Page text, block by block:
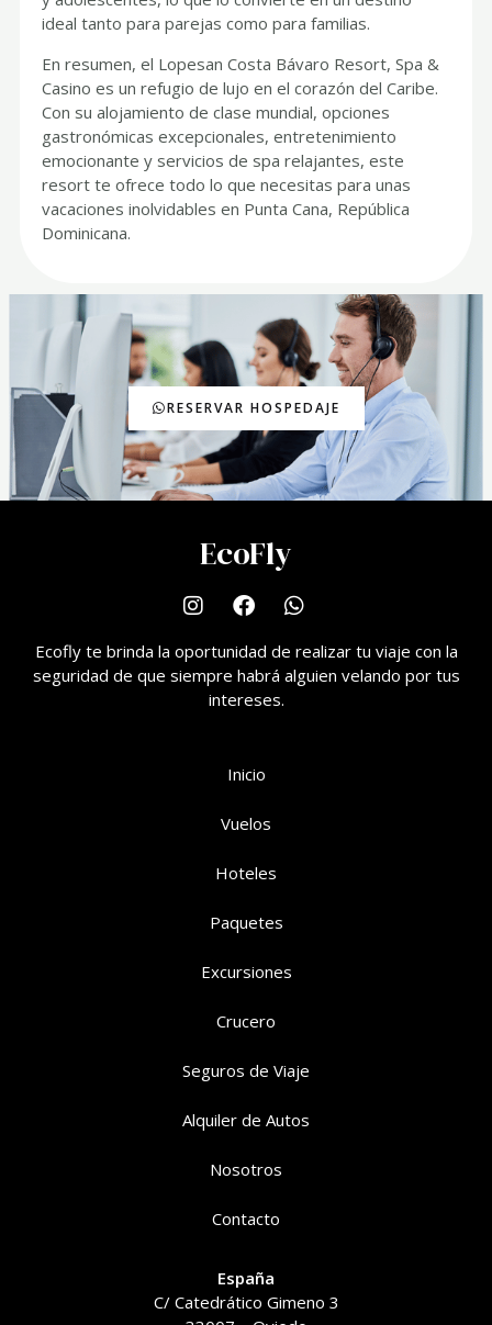
ideal tanto para parejas como para familias.
En resumen, el Lopesan Costa Bávaro Resort, Spa &
Casino es un refugio de lujo en el corazón del Caribe.
Con su alojamiento de clase mundial, opciones
gastronómicas excepcionales, entretenimiento
emocionante y servicios de spa relajantes, este
resort te ofrece todo lo que necesitas para unas
vacaciones inolvidables en Punta Cana, República
Dominicana.
RESERVAR HOSPEDAJE
EcoFly
Ecofly te brinda la oportunidad de realizar tu viaje con la
seguridad de que siempre habrá alguien velando por tus
intereses.
Inicio
Vuelos
Hoteles
Paquetes
Excursiones
Crucero
Seguros de Viaje
Alquiler de Autos
Nosotros
Contacto
España
C/ Catedrático Gimeno 3